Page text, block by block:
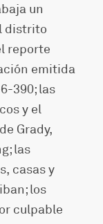
un
distrito
reporte
emitida
390; las
y el
Grady,
las
casas y
los
culpable